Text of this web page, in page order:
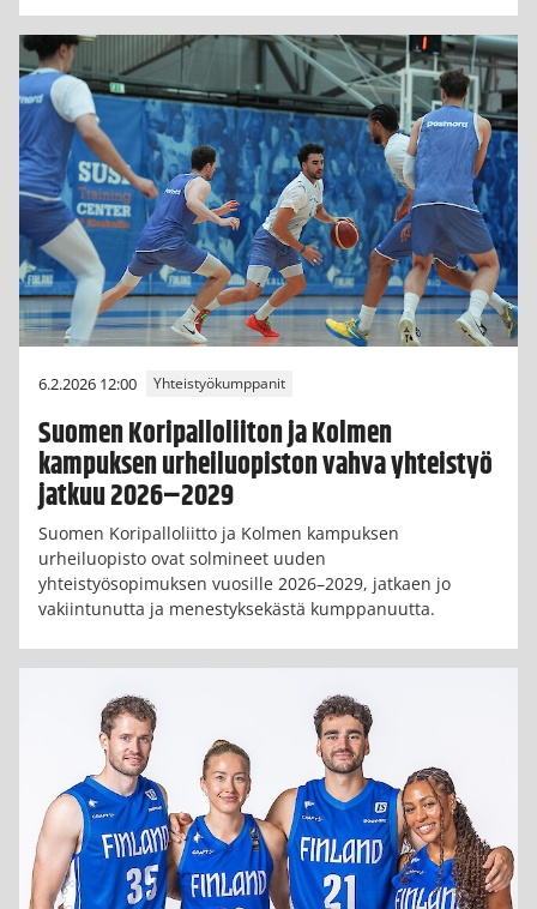
6.2.2026 12:00 Yhteistyökumppanit
Suomen Koripalloliiton ja Kolmen
kampuksen urheiluopiston vahva yhteistyö
jatkuu 2026–2029
Suomen Koripalloliitto ja Kolmen kampuksen
urheiluopisto ovat solmineet uuden
yhteistyösopimuksen vuosille 2026–2029, jatkaen jo
vakiintunutta ja menestyksekästä kumppanuutta.